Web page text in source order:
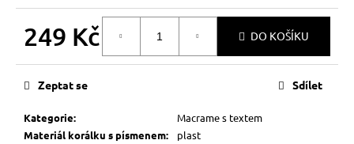
249 Kč DO KOŠÍKU
Kategorie:
Macrame s textem
Materiál korálku s písmenem:
plast
Zeptat se Sdílet
129
Kč